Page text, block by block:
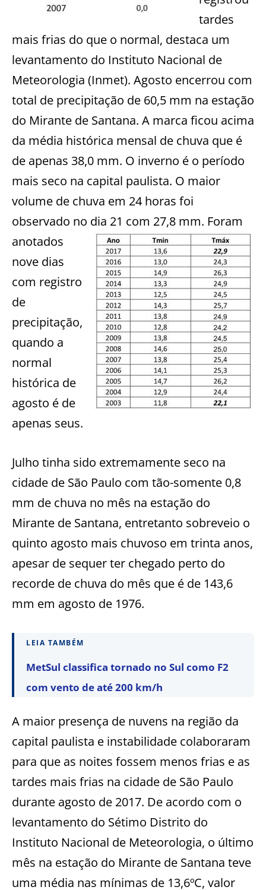
tardes
mais frias do que o normal, destaca um
levantamento do Instituto Nacional de
Meteorologia (Inmet). Agosto encerrou com
total de precipitação de 60,5 mm na estação
do Mirante de Santana. A marca ficou acima
da média histórica mensal de chuva que é
de apenas 38,0 mm. O inverno é o período
mais seco na capital paulista. O maior
volume de chuva em 24 horas foi
observado no dia 21 com 27,8 mm. Foram
anotados
nove dias
com registro
de
precipitação,
quando a
normal
histórica de
agosto é de
apenas seus.
Julho tinha sido extremamente seco na
cidade de São Paulo com tão-somente 0,8
mm de chuva no mês na estação do
Mirante de Santana, entretanto sobreveio o
quinto agosto mais chuvoso em trinta anos,
apesar de sequer ter chegado perto do
recorde de chuva do mês que é de 143,6
mm em agosto de 1976.
LEIA TAMBÉM
MetSul classifica tornado no Sul como F2
com vento de até 200 km/h
A maior presença de nuvens na região da
capital paulista e instabilidade colaboraram
para que as noites fossem menos frias e as
tardes mais frias na cidade de São Paulo
durante agosto de 2017. De acordo com o
levantamento do Sétimo Distrito do
Instituto Nacional de Meteorologia, o último
mês na estação do Mirante de Santana teve
uma média nas mínimas de 13,6ºC, valor